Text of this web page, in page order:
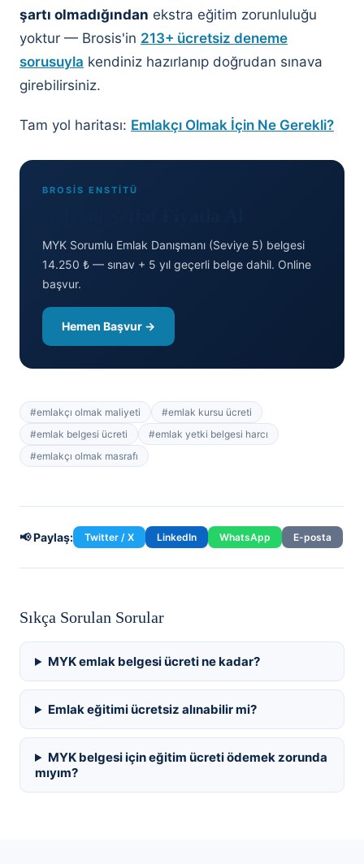
şartı olmadığından ekstra eğitim zorunluluğu
yoktur — Brosis'in 213+ ücretsiz deneme
sorusuyla kendiniz hazırlanıp doğrudan sınava
girebilirsiniz.
Tam yol haritası: Emlakçı Olmak İçin Ne Gerekli?
BROSİS ENSTİTÜ
MYK Sorumlu Emlak Danışmanı (Seviye 5) belgesi
14.250 ₺ — sınav + 5 yıl geçerli belge dahil. Online
başvur.
Hemen Başvur →
#emlakçı olmak maliyeti #emlak kursu ücreti
#emlak belgesi ücreti #emlak yetki belgesi harcı
#emlakçı olmak masrafı
📢 Paylaş: Twitter / X LinkedIn WhatsApp E-posta
Sıkça Sorulan Sorular
MYK emlak belgesi ücreti ne kadar?
Emlak eğitimi ücretsiz alınabilir mi?
MYK belgesi için eğitim ücreti ödemek zorunda
mıyım?